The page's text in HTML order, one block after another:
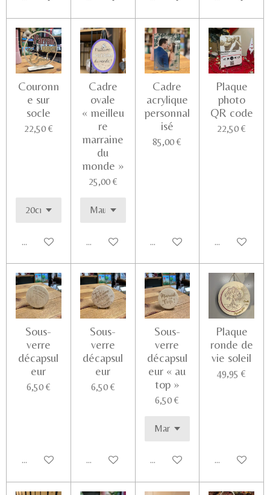
Couronn
e sur
socle
22,50 €
Ajouter au panier
Cadre
ovale
« meilleu
re
marraine
du
monde »
25,00 €
Ajouter au panier
Cadre
acrylique
personnal
isé
85,00 €
Ajouter au panier
Plaque
photo
QR code
22,50 €
Voir les
Sous-
verre
décapsul
eur
6,50 €
Ajouter au panier
Sous-
verre
décapsul
eur
6,50 €
Ajouter au panier
Sous-
verre
décapsul
eur « au
top »
6,50 €
Ajouter au panier
Plaque
ronde de
vie soleil
49,95 €
Voir les